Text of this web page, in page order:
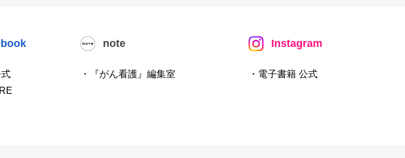
式
note
・『がん看護』編集室
Instagram
・電子書籍 公式